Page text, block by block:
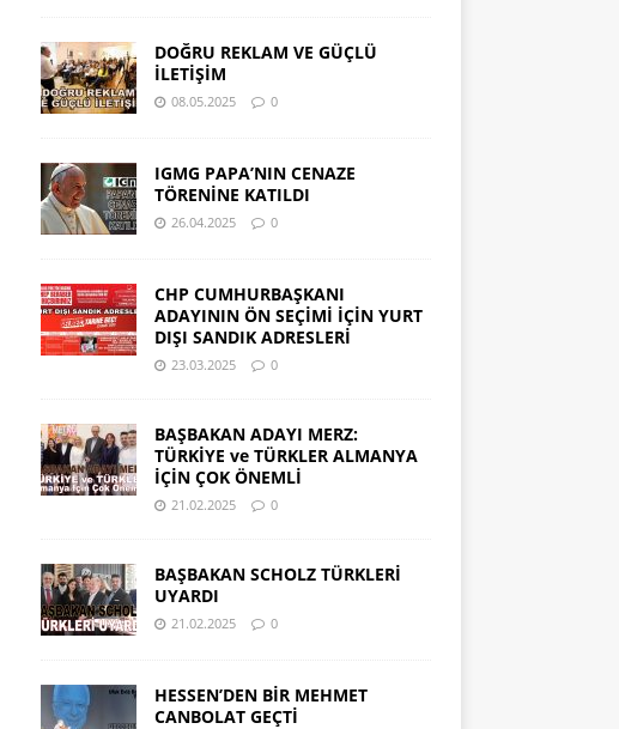
DOĞRU REKLAM VE GÜÇLÜ
İLETİŞİM
08.05.2025 0
IGMG PAPA’NIN CENAZE
TÖRENİNE KATILDI
26.04.2025 0
CHP CUMHURBAŞKANI
ADAYININ ÖN SEÇİMİ İÇİN YURT
DIŞI SANDIK ADRESLERİ
23.03.2025 0
BAŞBAKAN ADAYI MERZ:
TÜRKİYE ve TÜRKLER ALMANYA
İÇİN ÇOK ÖNEMLİ
21.02.2025 0
BAŞBAKAN SCHOLZ TÜRKLERİ
UYARDI
21.02.2025 0
HESSEN’DEN BİR MEHMET
CANBOLAT GEÇTİ